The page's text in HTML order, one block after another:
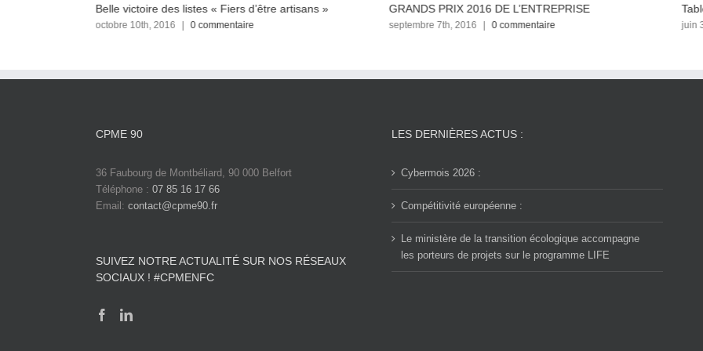
Belle victoire des listes « Fiers d’être artisans »
octobre 10th, 2016 | 0 commentaire
GRANDS PRIX 2016 DE L’ENTREPRISE
septembre 7th, 2016 | 0 commentaire juin
CPME 90
36 Faubourg de Montbéliard, 90 000 Belfort
Téléphone : 07 85 16 17 66
Email: contact@cpme90.fr
SUIVEZ NOTRE ACTUALITÉ SUR NOS RÉSEAUX
SOCIAUX ! #CPMENFC
LES DERNIÈRES ACTUS :
Cybermois 2026 :
Compétitivité européenne :
Le ministère de la transition écologique accompagne
les porteurs de projets sur le programme LIFE